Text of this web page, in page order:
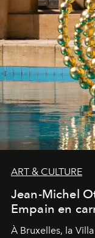
ART & CULTURE
Jean-Michel
Empain en
À Bruxelles, la